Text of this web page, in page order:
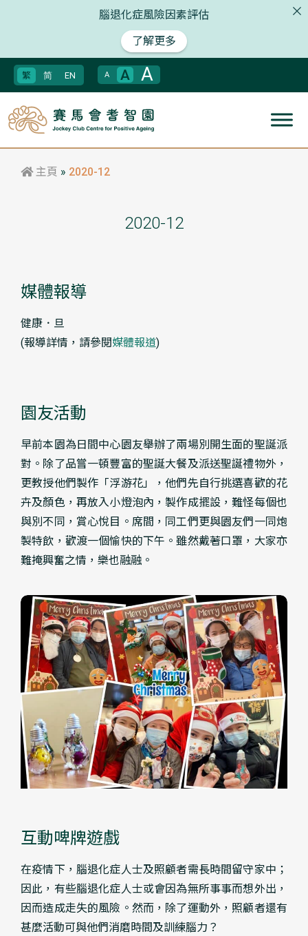
腦退化症風險因素評估
了解更多
繁 简 EN A A A
主頁 » 2020-12
2020-12
媒體報導
健康．旦
(報導詳情，請參閱媒體報道)
園友活動
早前本園為日間中心園友舉辦了兩場別開生面的聖誕派
對。除了品嘗一頓豐富的聖誕大餐及派送聖誕禮物外，
更教授他們製作「浮游花」，他們先自行挑選喜歡的花
卉及顏色，再放入小燈泡內，製作成擺設，難怪每個也
與別不同，賞心悅目。席間，同工們更與園友們一同炮
製特飲，歡渡一個愉快的下午。雖然戴著口罩，大家亦
難掩興奮之情，樂也融融。
互動啤牌遊戲
在疫情下，腦退化症人士及照顧者需長時間留守家中；
因此，有些腦退化症人士或會因為無所事事而想外出，
因而造成走失的風險。然而，除了運動外，照顧者還有
甚麼活動可與他們消磨時間及訓練腦力？